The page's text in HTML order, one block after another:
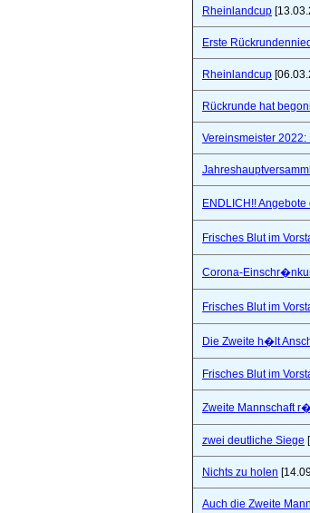
Rheinlandcup
Erste
Rheinlandcup
Rückrunde hat
Vereinsmeister 2022:
ENDLICH!!
Frisches Blut im
Corona-
Frisches Blut im
Die Zweite h�lt
Frisches Blut im
Zweite Mannschaft
zwei deutliche Siege
Nichts zu holen
Auch die Zweite